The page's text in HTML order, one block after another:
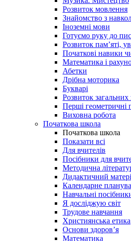
Розвиток мовлення
Знайомство з
Іноземні мови
Готуємо руку до
Розвиток пам’яті,
Початкові навики
Математика і
Абетки
Дрібна моторика
Букварі
Розвиток загальних
Перші геометричні
Виховна робота
Початкова школа
Початкова школа
Показати всі
Для вчителів
Посібники для
Методична
Дидактичний
Календарне
Навчальні
Я досліджую світ
Трудове навчання
Християнська етика
Основи здоров’я
Математика